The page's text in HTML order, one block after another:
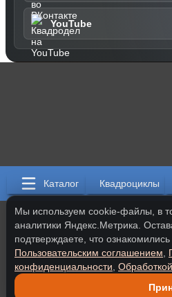
Каталог Квадроциклы
YouTube
Мы используем cookie-файлы, в
аналитики Яндекс.Метрика.
подтверждаете, что
Пользовательским соглашением
конфиденциальности